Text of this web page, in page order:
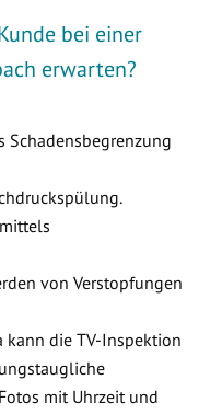
bei einer
erwarten?
Schadensbegrenzung
von Verstopfungen
kann die TV-Inspektion
mit Uhrzeit und